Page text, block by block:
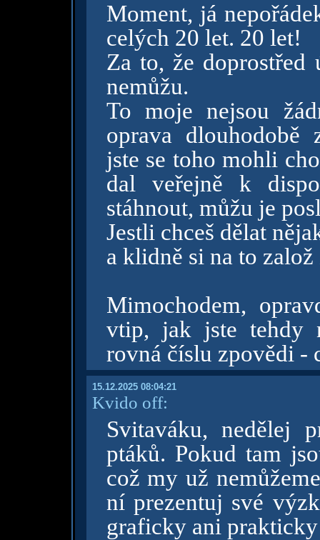
Moment, já
celých 20 let. 20 let!
Za to, že
nemůžu.
To moje nejsou
oprava dlouhodobě
jste se toho mohli
dal veřejně k
stáhnout, můžu je
Jestli chceš dělat
a klidně si na to
Mimochodem,
vtip, jak jste tehdy
rovná číslu zpovědi -
15.12.2025 08:04:21
Kvido off:
Svitaváku, nedělej
ptáků. Pokud tam
což my už
ní prezentuj své
graficky ani